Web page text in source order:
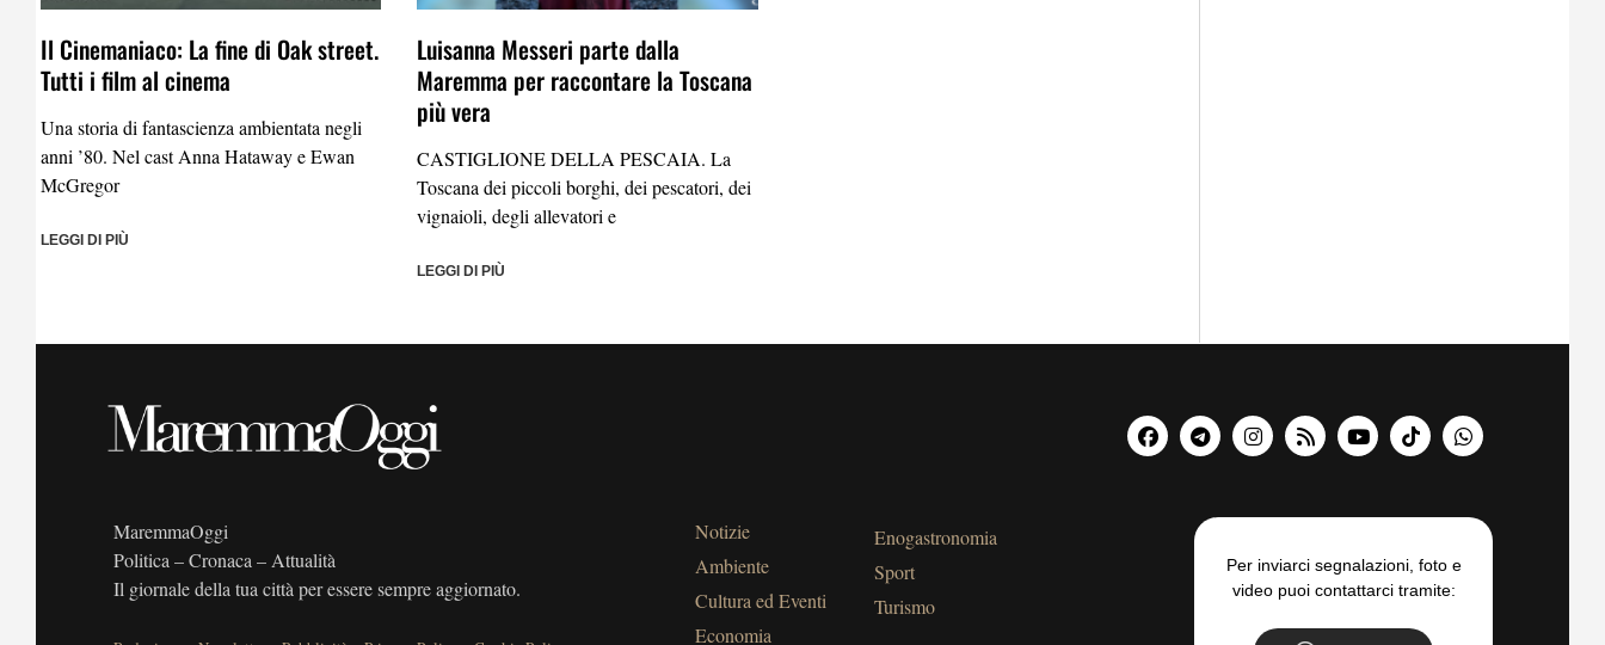
Il Cinemaniaco: La fine di Oak street.
Tutti i film al cinema
Una storia di fantascienza ambientata negli
anni ’80. Nel cast Anna Hataway e Ewan
McGregor
LEGGI DI PIÙ
Luisanna Messeri parte dalla
Maremma per raccontare la Toscana
più vera
CASTIGLIONE DELLA PESCAIA. La
Toscana dei piccoli borghi, dei pescatori, dei
vignaioli, degli allevatori e
LEGGI DI PIÙ
MaremmaOggi
Politica – Cronaca – Attualità
Il giornale della tua città per essere sempre aggiornato.
Notizie
Ambiente
Cultura ed Eventi
Economia
Enogastronomia
Sport
Turismo
Per inviarci segnalazioni, foto e
video puoi contattarci tramite: